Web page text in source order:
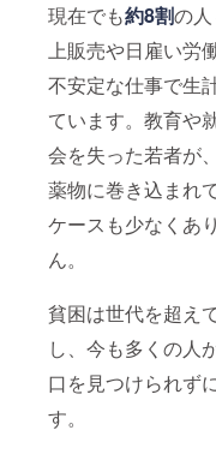
現在でも約8割の
上販売や日雇い労
不安定な仕事で生
ています。教育や
会を失った若者が
薬物に巻き込まれ
ケースも少なくあ
ん。
貧困は世代を超え
し、今も多くの人
口を見つけられず
す。